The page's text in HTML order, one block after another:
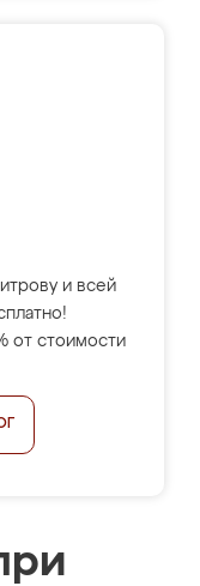
и всей
от стоимости